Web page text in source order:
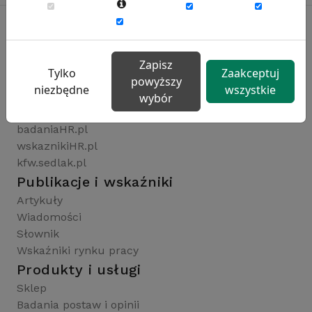
Rynekpracy.pl
sedlak.pl
wynagrodzenia.pl
raportyplacowe.pl
badaniaHR.pl
wskaznikiHR.pl
kfw.sedlak.pl
Publikacje i wskaźniki
Artykuły
Wiadomości
Słownik
Wskaźniki rynku pracy
Produkty i usługi
Sklep
Badania postaw i opinii
Tylko
niezbędne
Zapisz
powyższy
wybór
Zaakceptuj
wszystkie